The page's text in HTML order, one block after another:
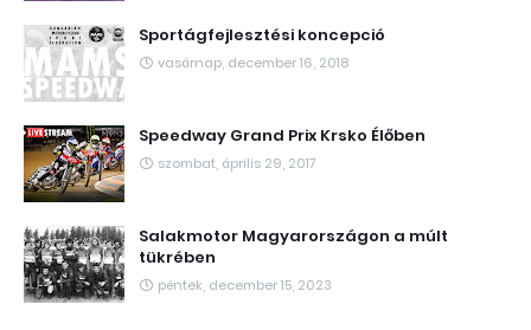
Sportágfejlesztési koncepció
vasárnap, december 16, 2018
Speedway Grand Prix Krsko Élőben
szombat, április 29, 2017
Salakmotor Magyarországon a múlt
tükrében
péntek, december 15, 2023